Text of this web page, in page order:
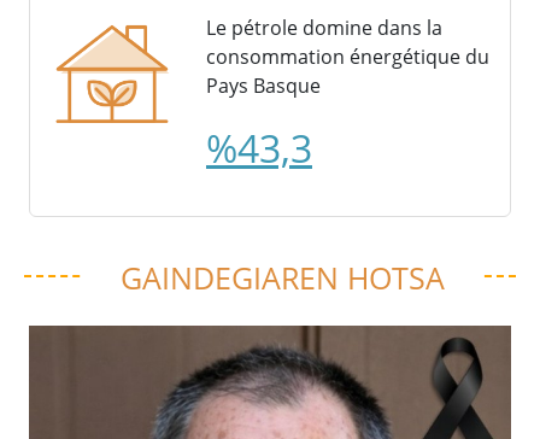
Le pétrole domine dans la
consommation énergétique du
Pays Basque
%43,3
GAINDEGIAREN HOTSA